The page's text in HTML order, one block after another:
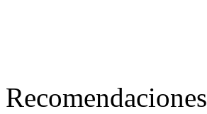
Recomendaciones